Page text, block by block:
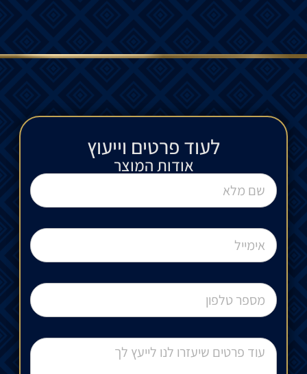
לעוד פרטים וייעוץ​
אודות המוצר